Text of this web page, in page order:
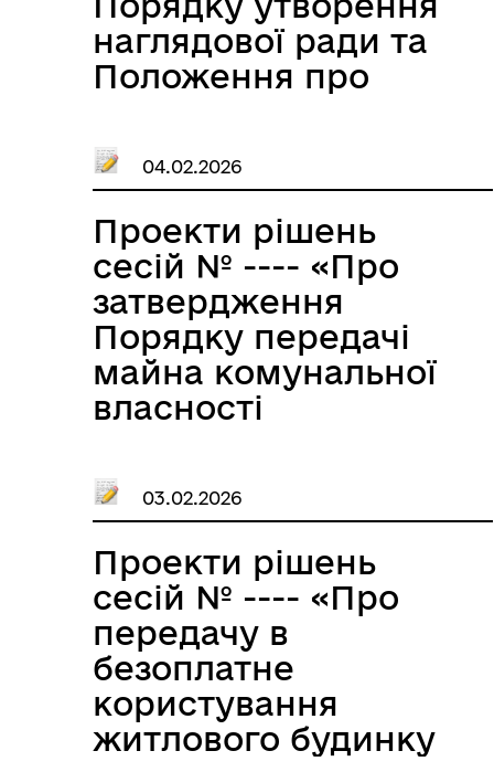
селищної
територіальної
громади на 2027
наглядової ради та
Положення про
комунального
некомерційного
підприємства
«Великобичківська
міська лікарня»
Великобичківської
селищної ради»
04.02.2026
Проекти рішень
сесій № ---- «Про
затвердження
Порядку передачі
майна комунальної
власності
селищної
територіальної
громади на праві
узуфрукту та
Типового договору
узуфрукту
комунального
майна
Великобичківської
03.02.2026
Проекти рішень
сесій № ---- «Про
передачу в
безоплатне
користування
житлового будинку